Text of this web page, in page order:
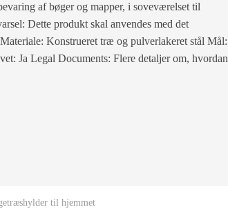
af bøger og mapper, i soveværelset til
Dette produkt skal anvendes med det
Konstrueret træ og pulverlakeret stål Mål:
Ja Legal Documents: Flere detaljer om, hvordan
til hjemmet